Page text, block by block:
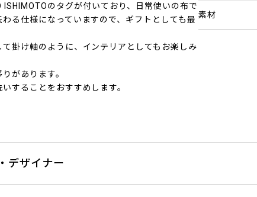
のタグが付いており、日常使いの布で
る仕様になっていますので、ギフトとしても最
掛け軸のように、インテリアとしてもお楽しみ
があります。
することをおすすめします。
素材
デザイナー